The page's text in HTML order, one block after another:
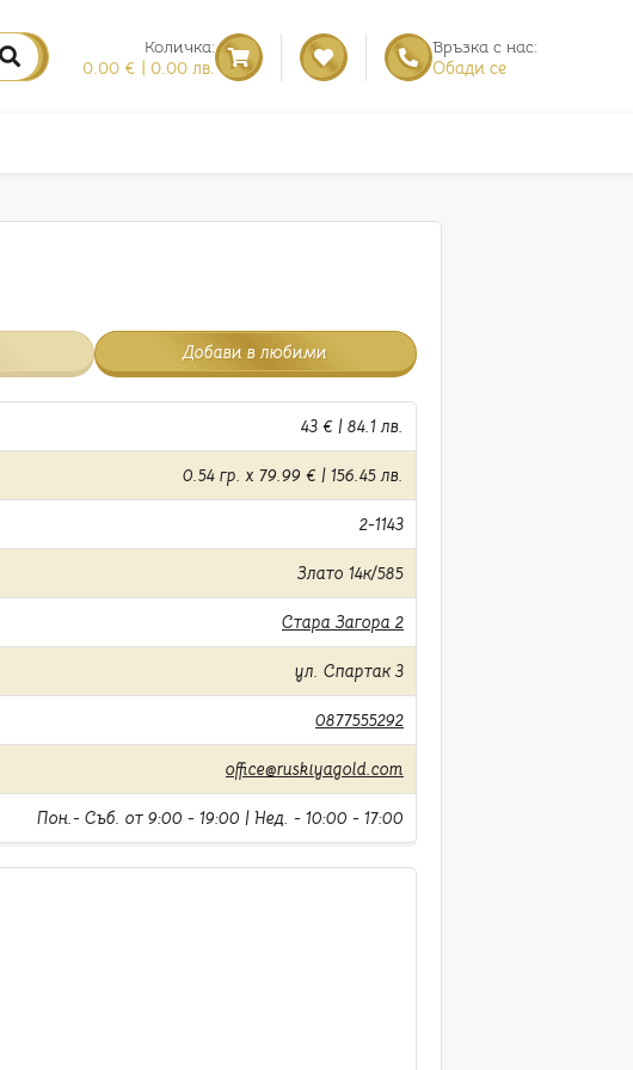
Количка:
0.00 € | 0.00 лв.
Връзка с нас:
Обади се
Добави в любими
43 € | 84.1 лв.
0.54 гр. x 79.99 € | 156.45 лв.
2-1143
Злато 14к/585
Стара Загора 2
ул. Спартак 3
0877555292
office@ruskiyagold.com
Пон.- Съб. от 9:00 - 19:00 | Нед. - 10:00 - 17:00